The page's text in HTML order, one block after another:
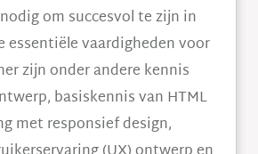
om succesvol te zijn in
essentiële vaardigheden voor
zijn onder andere kennis
basiskennis van HTML
met responsief design,